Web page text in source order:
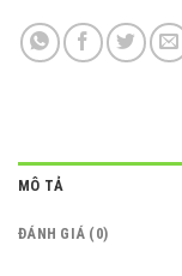
MÔ TẢ
ĐÁNH GIÁ (0)